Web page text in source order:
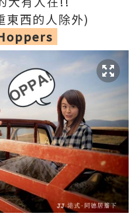
東西的人除外)